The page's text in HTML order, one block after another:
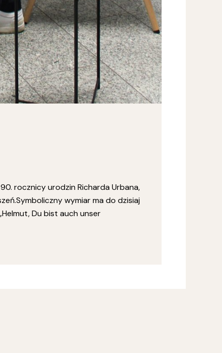
rocznicy urodzin Richarda Urbana,
wymiar ma do dzisiaj
Du bist auch unser